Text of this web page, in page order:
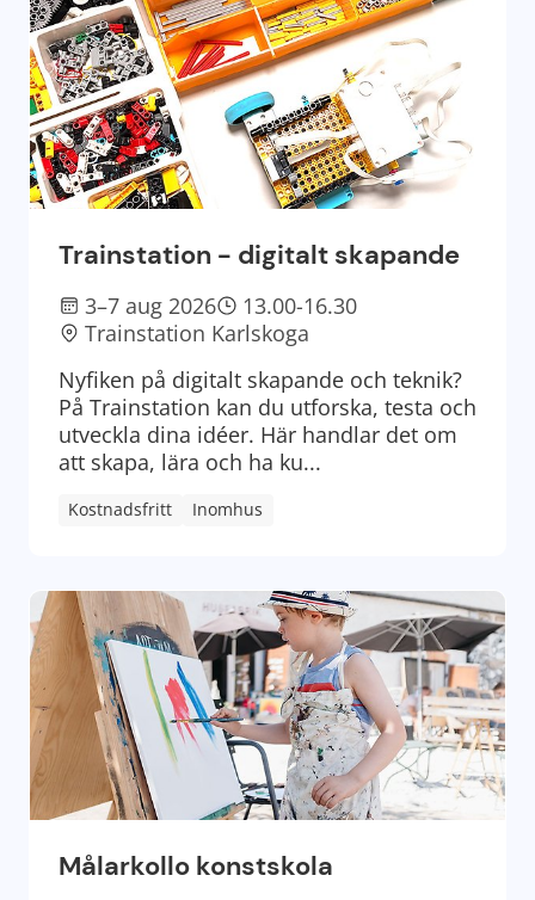
Trainstation - digitalt skapande
3–7 aug 2026
13.00-16.30
Trainstation Karlskoga
Nyfiken på digitalt skapande och teknik?
På Trainstation kan du utforska, testa och
utveckla dina idéer. Här handlar det om
att skapa, lära och ha ku...
Kostnadsfritt Inomhus
Målarkollo konstskola